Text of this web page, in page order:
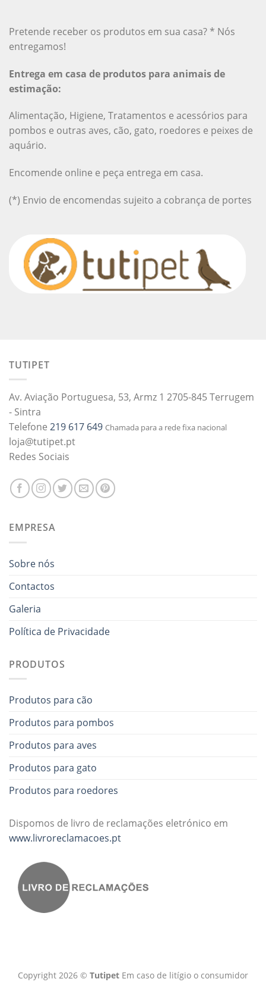
Pretende receber os produtos em sua casa? * Nós
entregamos!
Entrega em casa de produtos para animais de
estimação:
Alimentação, Higiene, Tratamentos e acessórios para
pombos e outras aves, cão, gato, roedores e peixes de
aquário.
Encomende online e peça entrega em casa.
(*) Envio de encomendas sujeito a cobrança de portes
TUTIPET
Av. Aviação Portuguesa, 53, Armz 1 2705-845 Terrugem
- Sintra
Telefone 219 617 649 Chamada para a rede fixa nacional
loja@tutipet.pt
Redes Sociais
EMPRESA
Sobre nós
Contactos
Galeria
Política de Privacidade
PRODUTOS
Produtos para cão
Produtos para pombos
Produtos para aves
Produtos para gato
Produtos para roedores
Dispomos de livro de reclamações eletrónico em
www.livroreclamacoes.pt
Copyright 2026 © Tutipet Em caso de litígio o consumidor